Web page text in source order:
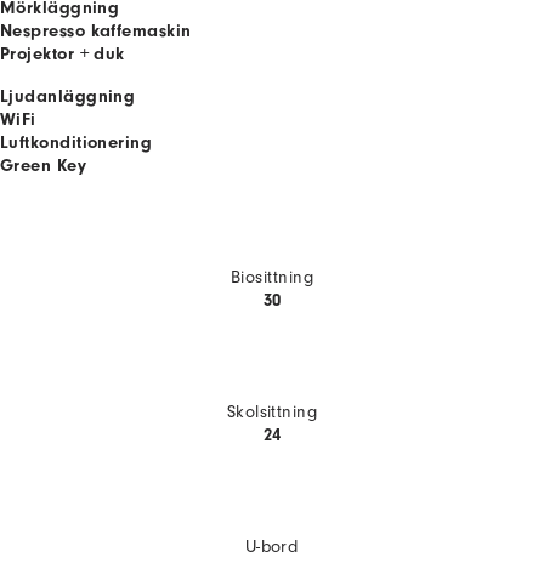
Mörkläggning
Nespresso kaffemaskin
Projektor + duk
Ljudanläggning
WiFi
Luftkonditionering
Green Key
Biosittning
30
Skolsittning
24
U-bord